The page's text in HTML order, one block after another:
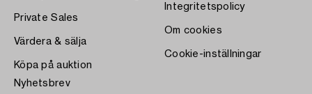
Private Sales
Värdera & sälja
Köpa på auktion
Integritetspolicy
Om cookies
Cookie-inställningar
Nyhetsbrev